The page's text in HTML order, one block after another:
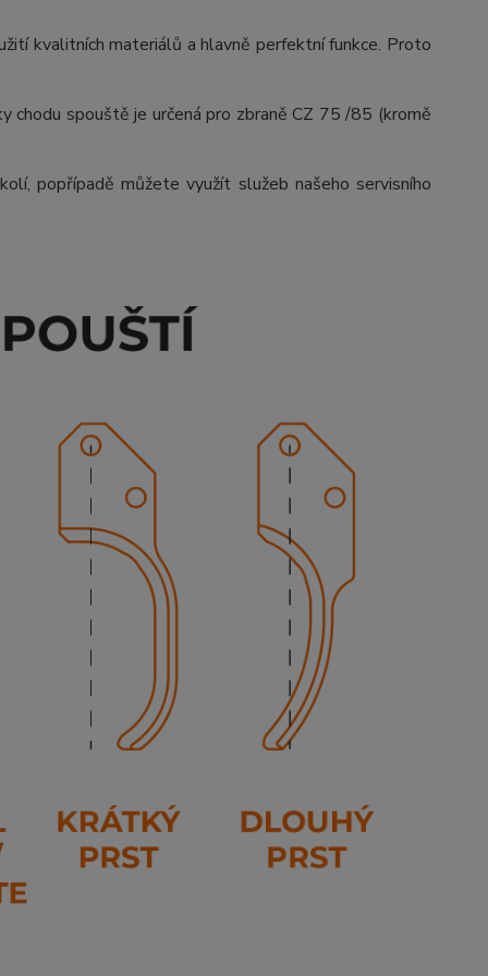
kvalitních materiálů a hlavně perfektní funkce. Proto
chodu spouště je určená pro zbraně CZ 75 /85 (kromě
popřípadě můžete využít služeb našeho servisního